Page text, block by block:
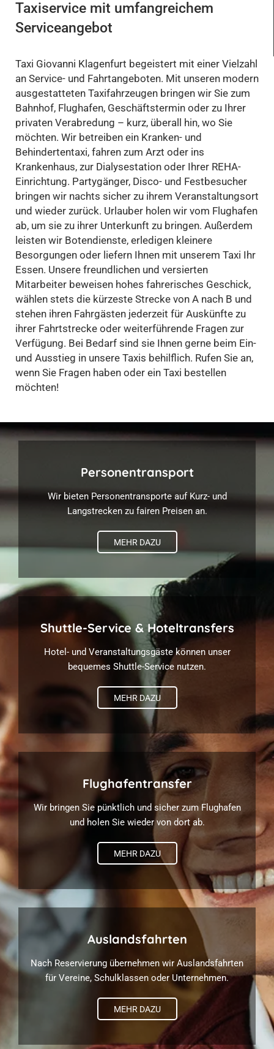
Taxiservice mit umfangreichem
Serviceangebot
Taxi Giovanni Klagenfurt begeistert mit einer Vielzahl
an Service- und Fahrtangeboten. Mit unseren modern
ausgestatteten Taxifahrzeugen bringen wir Sie zum
Bahnhof, Flughafen, Geschäftstermin oder zu Ihrer
privaten Verabredung – kurz, überall hin, wo Sie
möchten. Wir betreiben ein Kranken- und
Behindertentaxi, fahren zum Arzt oder ins
Krankenhaus, zur Dialysestation oder Ihrer REHA-
Einrichtung. Partygänger, Disco- und Festbesucher
bringen wir nachts sicher zu ihrem Veranstaltungsort
und wieder zurück. Urlauber holen wir vom Flughafen
ab, um sie zu ihrer Unterkunft zu bringen. Außerdem
leisten wir Botendienste, erledigen kleinere
Besorgungen oder liefern Ihnen mit unserem Taxi Ihr
Essen. Unsere freundlichen und versierten
Mitarbeiter beweisen hohes fahrerisches Geschick,
wählen stets die kürzeste Strecke von A nach B und
stehen ihren Fahrgästen jederzeit für Auskünfte zu
ihrer Fahrtstrecke oder weiterführende Fragen zur
Verfügung. Bei Bedarf sind sie Ihnen gerne beim Ein-
und Ausstieg in unsere Taxis behilflich. Rufen Sie an,
wenn Sie Fragen haben oder ein Taxi bestellen
möchten!
Personentransport
Wir bieten Personentransporte auf Kurz- und
Langstrecken zu fairen Preisen an.
MEHR DAZU
Shuttle-Service & Hoteltransfers
Hotel- und Veranstaltungsgäste können unser
bequemes Shuttle-Service nutzen.
MEHR DAZU
Flughafentransfer
Wir bringen Sie pünktlich und sicher zum Flughafen
und holen Sie wieder von dort ab.
MEHR DAZU
Auslandsfahrten
Nach Reservierung übernehmen wir Auslandsfahrten
für Vereine, Schulklassen oder Unternehmen.
MEHR DAZU